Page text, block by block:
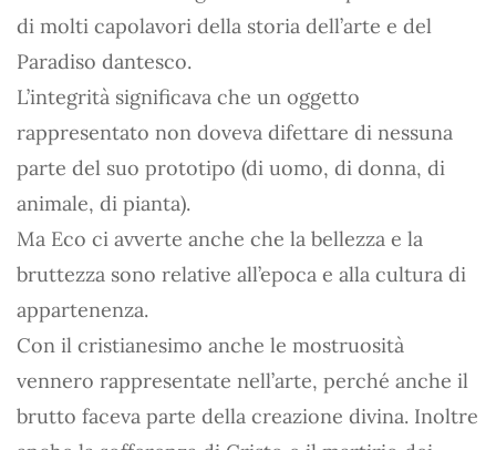
di molti capolavori della storia dell’arte e del
Paradiso dantesco.
L’integrità significava che un oggetto
rappresentato non doveva difettare di nessuna
parte del suo prototipo (di uomo, di donna, di
animale, di pianta).
Ma Eco ci avverte anche che la bellezza e la
bruttezza sono relative all’epoca e alla cultura di
appartenenza.
Con il cristianesimo anche le mostruosità
vennero rappresentate nell’arte, perché anche il
brutto faceva parte della creazione divina. Inoltre